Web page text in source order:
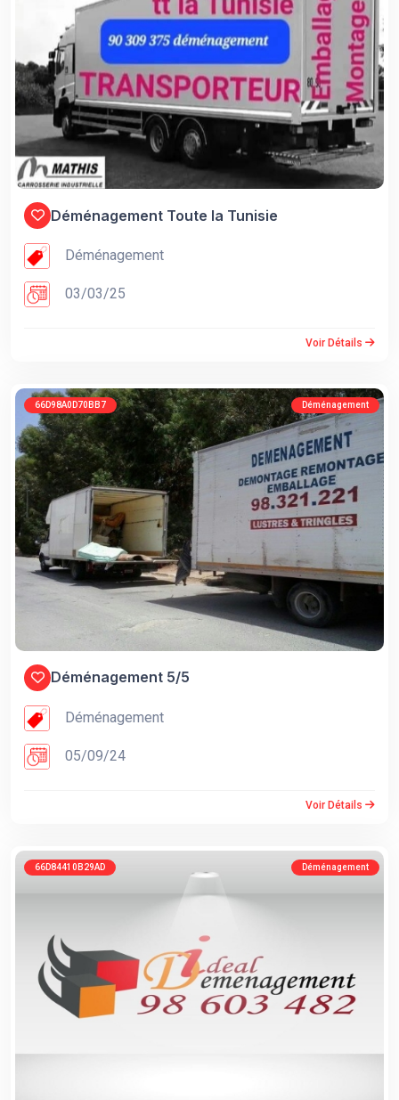
Déménagement Toute la Tunisie
Déménagement
03/03/25
Voir Détails
66D98A0D70BB7 Déménagement
Déménagement 5/5
Déménagement
05/09/24
Voir Détails
66D84410B29AD Déménagement